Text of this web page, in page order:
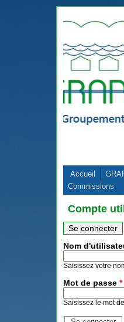
Accueil
Commissions
Compte
Onglets
Se connecter
Nom
Saisissez votre
Mot de passe *
Saisissez le mot